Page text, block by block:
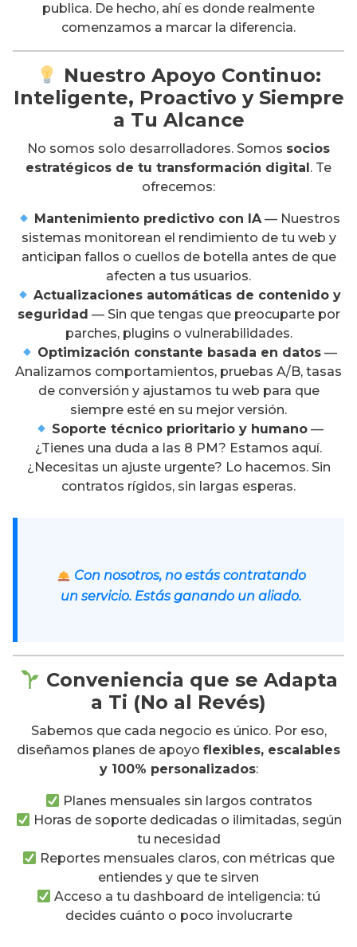
publica. De hecho, ahí es donde realmente
comenzamos a marcar la diferencia.
Nuestro Apoyo Continuo:
Inteligente, Proactivo y Siempre
a Tu Alcance
No somos solo desarrolladores. Somos socios
estratégicos de tu transformación digital . Te
ofrecemos:
Mantenimiento predictivo con IA— Nuestros
sistemas monitorean el rendimiento de tu web y
anticipan fallos o cuellos de botella antes de que
afecten a tus usuarios.
Actualizaciones automáticas de contenido y
seguridad — Sin que tengas que preocuparte por
parches, plugins o vulnerabilidades.
Optimización constante basada en datos —
Analizamos comportamientos, pruebas A/B, tasas
de conversión y ajustamos tu web para que
siempre esté en su mejor versión.
Soporte técnico prioritario y humano—
¿Tienes una duda a las 8 PM? Estamos aquí.
¿Necesitas un ajuste urgente? Lo hacemos. Sin
contratos rígidos, sin largas esperas.
Con nosotros, no estás contratando
un servicio. Estás ganando un aliado.
Conveniencia que se Adapta
a Ti (No al Revés)
Sabemos que cada negocio es único. Por eso,
diseñamos planes de apoyo flexibles, escalables
y 100% personalizados:
Planes mensuales sin largos contratos
Horas de soporte dedicadas o ilimitadas, según
tu necesidad
Reportes mensuales claros, con métricas que
entiendes y que te sirven
Acceso a tu dashboard de inteligencia: tú
decides cuánto o poco involucrarte